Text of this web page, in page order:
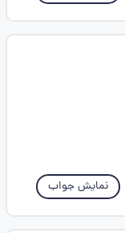
نمایش جواب